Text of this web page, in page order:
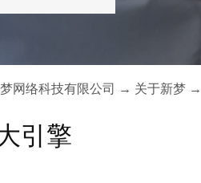
网络科技有限公司 → 关于新梦 →
引擎